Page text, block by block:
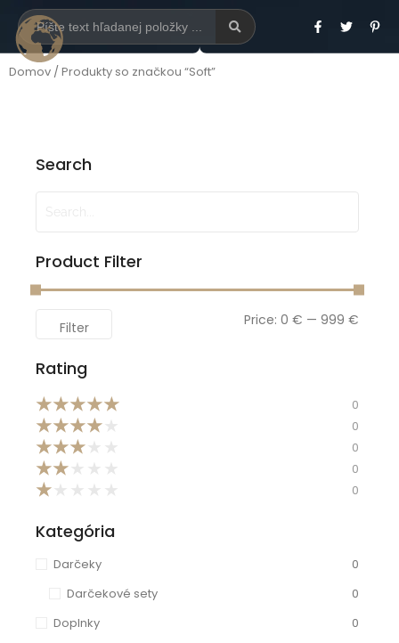
Domov / Produkty so značkou “Soft”
Search
Product Filter
Filter Price: 0 € — 999 €
Rating
★★★★★ 0
★★★★ 0
★★★ 0
★★ 0
★ 0
Kategória
Darčeky
0
Darčekové sety
0
Doplnky
0